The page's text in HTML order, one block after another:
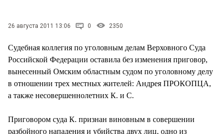
26 августа 2011 13:06 0 2350
Судебная коллегия по уголовным делам Верховного Суда
Российской Федерации оставила без изменения приговор,
вынесенный Омским областным судом по уголовному делу
в отношении трех местных жителей: Андрея ПРОКОПЦА,
а также несовершеннолетних К. и С.
Приговором суда К. признан виновным в совершении
разбойного нападения и убийства двух лиц, одно из